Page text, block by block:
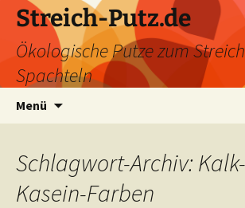
Zum
Inhalt
springen
Streich-Putz.de
Ökologische Putze zum
Spachteln
Menü
Schlagwort-Archiv:
Kasein-Farben